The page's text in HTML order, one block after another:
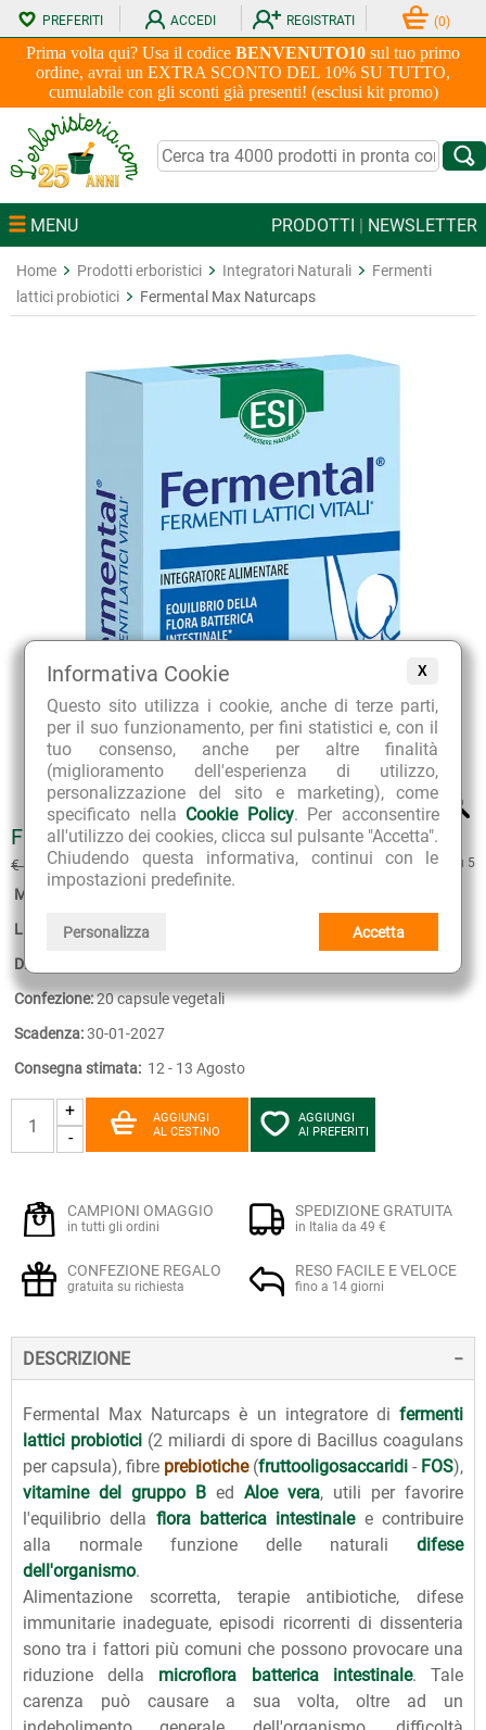
X
Informativa Cookie
Questo sito utilizza i cookie, anche di terze parti,
per il suo funzionamento, per fini statistici e, con il
tuo consenso, anche per altre finalità
(miglioramento dell'esperienza di utilizzo,
personalizzazione del sito e marketing), come
specificato nella Cookie Policy. Per acconsentire
all'utilizzo dei cookies, clicca sul pulsante "Accetta".
Chiudendo questa informativa, continui con le
impostazioni predefinite.
Personalizza Accetta
Prima volta qui? Usa il codice BENVENUTO10 sul tuo primo
ordine, avrai un EXTRA SCONTO DEL 10% SU TUTTO,
cumulabile con gli sconti già presenti! (esclusi kit promo)
PREFERITI ACCEDI REGISTRATI (0)
MENU PRODOTTI | NEWSLETTER
Home Prodotti erboristici Integratori Naturali
Fermenti
lattici probiotici
Fermental Max Naturcaps
FERMENTAL MAX NATURCAPS
€ 13.50 € 10.80(sconto 20%) 4 su 5
Marca:
ESI
Linea:
Fermental
Disponibilità:
Confezione:20 capsule vegetali
Scadenza:30-01-2027
Consegna stimata: 12 - 13 Agosto
+
-
AGGIUNGI
AL CESTINO
AGGIUNGI
AI PREFERITI
CAMPIONI OMAGGIO
in tutti gli ordini
SPEDIZIONE GRATUITA
in Italia da 49 €
CONFEZIONE REGALO
gratuita su richiesta
RESO FACILE E VELOCE
fino a 14 giorni
DESCRIZIONE
Fermental Max Naturcaps è un integratore di fermenti
lattici probiotici(2 miliardi di spore di Bacillus coagulans
per capsula), fibre prebiotiche(fruttooligosaccaridi - FOS),
vitamine del gruppo B ed Aloe vera, utili per favorire
l'equilibrio della flora batterica intestinalee contribuire
alla normale funzione delle naturali difese
dell'organismo.
Alimentazione scorretta, terapie antibiotiche, difese
immunitarie inadeguate, episodi ricorrenti di dissenteria
sono tra i fattori più comuni che possono provocare una
riduzione della microflora batterica intestinale. Tale
carenza può causare a sua volta, oltre ad un